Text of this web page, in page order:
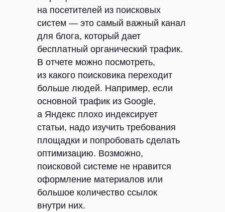
на посетителей из поисковых
систем — это самый важный канал
для блога, который дает
бесплатный органический трафик.
В отчете можно посмотреть,
из какого поисковика переходит
больше людей. Например, если
основной трафик из Google,
а Яндекс плохо индексирует
статьи, надо изучить требования
площадки и попробовать сделать
оптимизацию. Возможно,
поисковой системе не нравится
оформление материалов или
большое количество ссылок
внутри них.